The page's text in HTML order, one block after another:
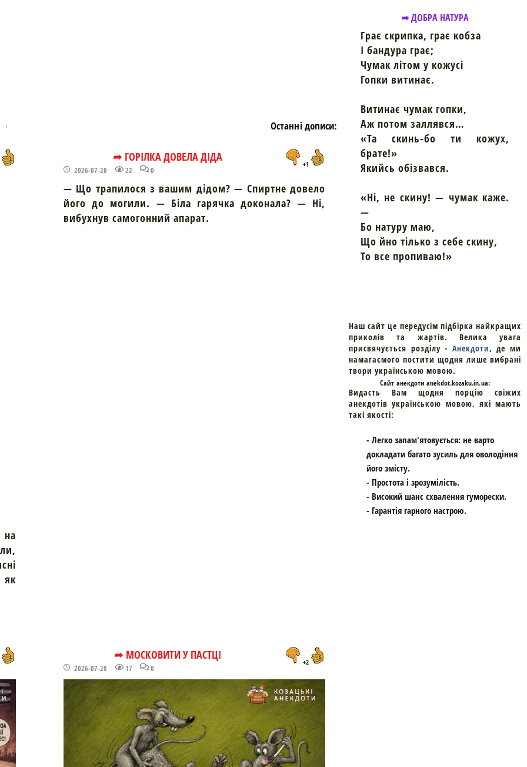
Останні дописи:
на
як
➦ ГОРІЛКА ДОВЕЛА ДІДА
2026-07-28 22 0
+1
— Що трапилося з вашим дідом? — Спиртне довело
його до могили. — Біла гарячка доконала? — Ні,
вибухнув самогонний апарат.
➦ МОСКОВИТИ У ПАСТЦІ
2026-07-28 17 0
+2
➦ ДОБРА НАТУРА
Грає скрипка, грає кобза
І бандура грає;
Чумак літом у кожусі
Гопки витинає.
Витинає чумак гопки,
Аж потом заллявся…
«Та скинь-бо ти кожух,
брате!»
Якийсь обізвався.
«Ні, не скину! — чумак каже.
—
Бо натуру маю,
Що йно тілько з себе скину,
То все пропиваю!»
Наш сайт це передусім підбірка найкращих
приколів та жартів. Велика увага
присвячується розділу - Анекдоти, де ми
намагаємого постити щодня лише вибрані
твори українською мовою.
Cайт анекдоти anekdot.kozaku.in.ua:
Видасть Вам щодня порцію свіжих
анекдотів українською мовою, які мають
такі якості:
- Легко запам'ятовується: не варто
докладати багато зусиль для оволодіння
його змісту.
- Простота і зрозумілість.
- Високий шанс схвалення гуморески.
- Гарантія гарного настрою.